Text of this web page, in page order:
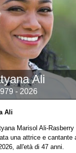
Ali
- 2026
Ali
Marisol Ali-
una attrice e cantante
all'età di 47 anni.